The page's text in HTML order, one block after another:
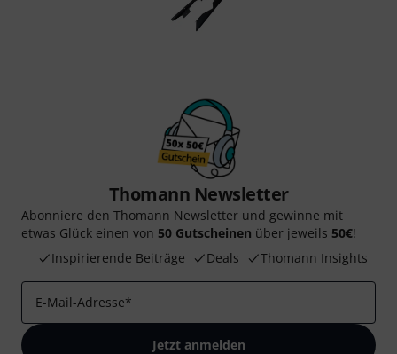
Thomann Newsletter
Abonniere den Thomann Newsletter und gewinne mit
etwas Glück einen von 50 Gutscheinen über jeweils 50€!
Inspirierende Beiträge
Deals Thomann Insights
E-Mail-Adresse*
Jetzt anmelden